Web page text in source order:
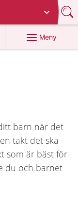
Meny
barn när det
takt det ska
som är bäst för
du och barnet